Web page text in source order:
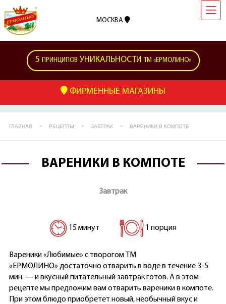
МОСКВА
5 ПРИНЦИПОВ УНИКАЛЬНОСТИ ТМ «ЕРМОЛИНО»
ФИРМЕННЫЕ МАГАЗИНЫ
ГЛАВНАЯ РЕЦЕПТЫ ЗАВТРАК ВАРЕНИКИ В КОМПОТЕ
ВАРЕНИКИ В КОМПОТЕ
Завтрак
15 минут 1 порция
Вареники «Любимые» с творогом ТМ
«ЕРМОЛИНО» достаточно отварить в воде в течение 3-5
мин. — и вкусный питательный завтрак готов. А в этом
рецепте мы предложим вам отварить вареники в компоте.
При этом блюдо приобретет новый, необычный вкус и